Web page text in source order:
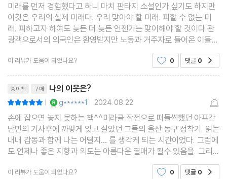
미래를 먼저 경험했다고 하니 마치 판타지 소설인가 싶기도 하지만
이것은 우리의 실제 미래다. 우리 맞아야 할 미래. 피할 수 없는 미
래. 피하고자 하여도 늦든 더 늦든 언젠가는 맞이해야 할 것이다.관
광객으로서의 외국인은 환영받지만 노동과 거주자로 들어온 이들에
게 마음의 문을 여는 것이 쉽지가 않다. 그것은 그들에 대해 잘 알지
못해서 이리라. 알지 못하는 것에 대한 두려움
이 리뷰가 도움이 되었나요? 0 댓글 0
종이책 구매 나의 이웃은?
| g******1 | 2024.08.22
손에 잡으면 놓지 못하는 책^^미라클 작전으로 떠들썩했던 아프간
난민의 기사후에 까맣게 잊고 살았던 그들의 울산 동구 정착기. 읽는
내내 감동과 함께 나는 어떨지… 를 생각케 되는 시간이었다. 그럼에
도 언제나 좋은 지향과 의도는 아름다운 열매가 될수 있음을. 그리고
미래를 먼저 경험한 이들의 이야기가 남의 일이 아님을 기억하게 한
다.
이 리뷰가 도움이 되었나요? 0 댓글 0